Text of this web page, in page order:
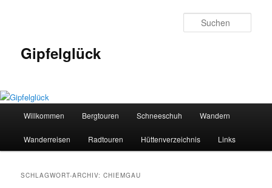
Gipfelglück
Willkommen Bergtouren Schneeschuh Wandern
Wanderreisen Radtouren Hüttenverzeichnis Links
SCHLAGWORT-ARCHIV:CHIEMGAU